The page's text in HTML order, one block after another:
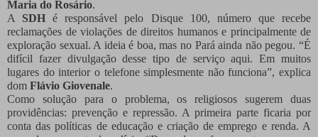
Maria do Rosário.
A SDH é responsável pelo Disque 100, número que recebe
reclamações de violações de direitos humanos e principalmente de
exploração sexual. A ideia é boa, mas no Pará ainda não pegou. “É
difícil fazer divulgação desse tipo de serviço aqui. Em muitos
lugares do interior o telefone simplesmente não funciona”, explica
dom Flávio Giovenale.
Como solução para o problema, os religiosos sugerem duas
providências: prevenção e repressão. A primeira parte ficaria por
conta das políticas de educação e criação de emprego e renda. A